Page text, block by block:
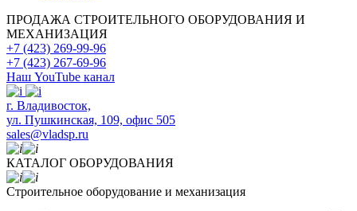
ПРОДАЖА СТРОИТЕЛЬНОГО ОБОРУДОВАНИЯ И
МЕХАНИЗАЦИЯ
+7 (423) 269-99-96
+7 (423) 267-69-96
Наш YouTube канал
​г. Владивосток,
ул. Пушкинская, 109, офис 505
sales@vladsp.ru
КАТАЛОГ ОБОРУДОВАНИЯ
Строительное оборудование и механизация